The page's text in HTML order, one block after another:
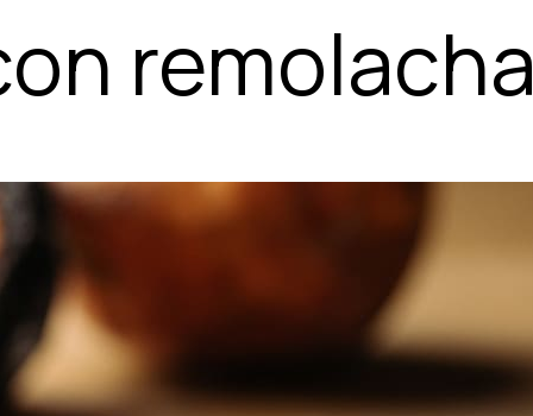
remolacha